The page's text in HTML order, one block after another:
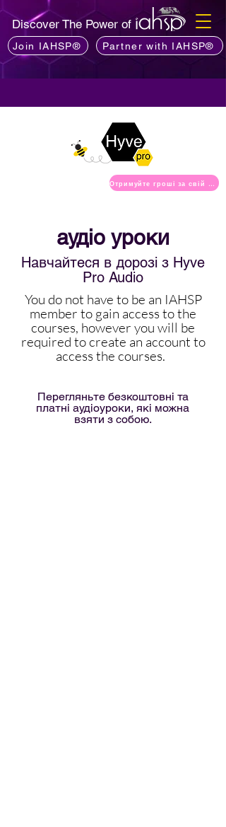
Discover The Power of
Join IAHSP® Partner with IAHSP®
Отримуйте гроші за свій контент
аудіо уроки
Навчайтеся в дорозі з Hyve
Pro Audio
You do not have to be an IAHSP
member to gain access to the
courses, however you will be
required to create an account to
access the courses.
Перегляньте безкоштовні та
платні аудіоуроки, які можна
взяти з собою.